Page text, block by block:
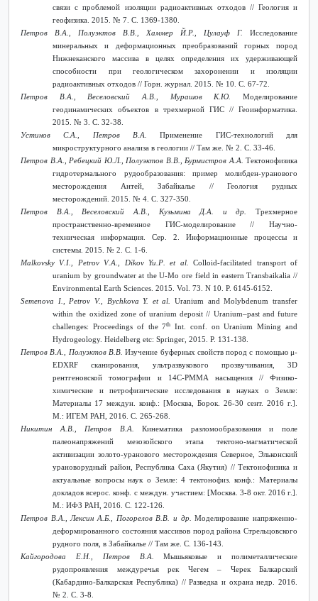
связи с проблемой изоляции радиоактивных отходов // Геология и
геофизика. 2015. № 7. С. 1369-1380.
Петров В.А., Полуэктов В.В., Хаммер Й.Р., Цулауф Г. Исследование
минеральных и деформационных преобразований горных пород
Нижнеканского массива в целях определения их удерживающей
способности при геологическом захоронении и изоляции
радиоактивных отходов // Горн. журнал. 2015. № 10. С. 67-72.
Петров В.А., Веселовский А.В., Мурашов К.Ю. Моделирование
геодинамических объектов в трехмерной ГИС // Геоинформатика.
2015. № 3. С. 32-38.
Устинов С.А., Петров В.А.Применение ГИС-технологий для
микроструктурного анализа в геологии // Там же. № 2. С. 33-46.
Петров В.А., Ребецкий Ю.Л., Полуэктов В.В., Бурмистров А.А. Тектонофизика
гидротермального рудообразования: пример молибден-уранового
месторождения Антей, Забайкалье // Геология рудных
месторождений. 2015. № 4. С. 327-350.
Петров В.А., Веселовский А.В., Кузьмина Д.А. и др. Трехмерное
пространственно-временное ГИС-моделирование // Научно-
техническая информация. Сер. 2. Информационные процессы и
системы. 2015. № 2. С. 1-6.
Malkovsky V. I Petrov V.A Dikov Yu P et al.
Colloid-facilitated transport of
uranium by groundwater at the U-Mo ore field in eastern Transbaikalia //
Environmental Earth Sciences. 2015. Vol. 73. N 10. P. 6145-6152.
Semenova I., Petrov V., Bychkova Y. et al.
Uranium and Molybdenum transfer
within the oxidized zone of uranium deposit // Uranium–past and future
challenges: Proceedings of the 7th
Int. conf. on Uranium Mining and
Hydrogeology. Heidelberg etc:Springer , 2015. P. 131-138.
Петров В.А., Полуэктов В.В.Изучение буферных свойств пород с помощью μ-
EDXRF сканирования, ультразвукового прозвучивания, 3D
рентгеновской томографии и 14С-РММА насыщения // Физико-
химические и петрофизические исследования в науках о Земле:
Материалы 17 междун. конф.: [Москва, Борок. 26-30 сент. 2016 г.].
М.: ИГЕМ РАН, 2016. С. 265-268.
Никитин А.В., Петров В.А.Кинематика разломообразования и поле
палеонапряжений мезозойского этапа тектоно-магматической
активизации золото-уранового месторождения Северное, Эльконский
урановорудный район, Республика Саха (Якутия) // Тектонофизика и
актуальные вопросы наук о Земле: 4 тектонофиз. конф.: Материалы
докладов всерос. конф. с междун. участием: [Москва. 3-8 окт. 2016 г.].
М.: ИФЗ РАН, 2016. С. 122-126.
Петров В.А., Лексин А.Б., Погорелов В.В. и др.
Моделирование напряженно-
деформированного состояния массивов пород района Стрельцовского
рудного поля, в Забайкалье // Там же. С. 136-143.
Кайгородова Е.Н., Петров В.А.Мышьяковые и полиметаллические
рудопроявления междуречья рек Чегем – Черек Балкарский
(Кабардино-Балкарская Республика) // Разведка и охрана недр. 2016.
№ 2. С. 3-8.